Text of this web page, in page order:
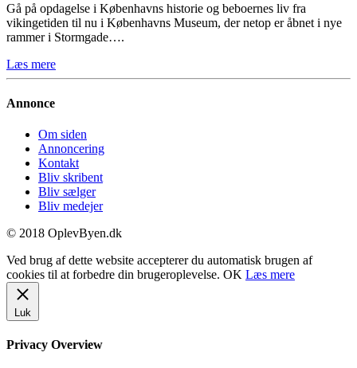
Gå på opdagelse i Københavns historie og beboernes liv fra
vikingetiden til nu i Københavns Museum, der netop er åbnet i nye
rammer i Stormgade….
Læs mere
Annonce
Om siden
Annoncering
Kontakt
Bliv skribent
Bliv sælger
Bliv medejer
© 2018 OplevByen.dk
Ved brug af dette website accepterer du automatisk brugen af
cookies til at forbedre din brugeroplevelse. OK Læs mere
Luk
Privacy Overview